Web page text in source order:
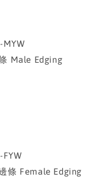
MYW
Male Edging
條 Female Edging